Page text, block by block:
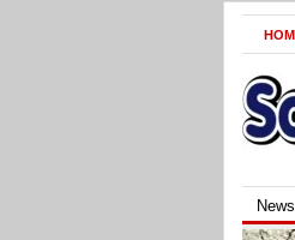
News